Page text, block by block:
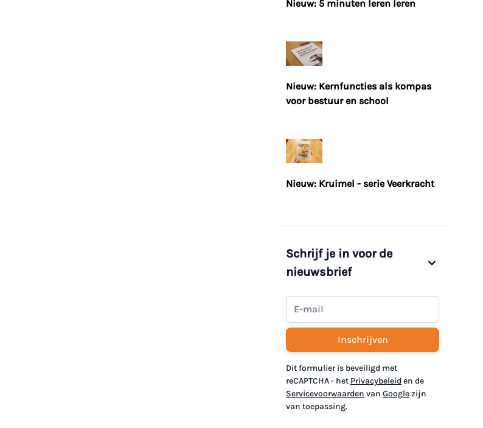
Nieuw: 5 minuten leren leren
Nieuw: Kernfuncties als kompas
voor bestuur en school
Nieuw: Kruimel - serie Veerkracht
Schrijf je in voor de
nieuwsbrief
Inschrijven
Dit formulier is beveiligd met
reCAPTCHA - het Privacybeleid en de
Servicevoorwaarden van Googlezijn
van toepassing.